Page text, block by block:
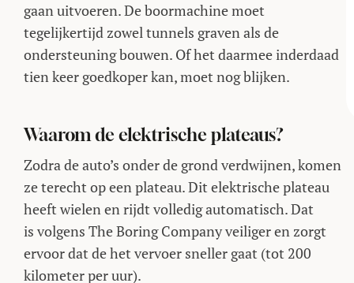
gaan uitvoeren. De boormachine moet
tegelijkertijd zowel tunnels graven als de
ondersteuning bouwen. Of het daarmee inderdaad
tien keer goedkoper kan, moet nog blijken.
Waarom de elektrische plateaus?
Zodra de auto’s onder de grond verdwijnen, komen
ze terecht op een plateau. Dit elektrische plateau
heeft wielen en rijdt volledig automatisch. Dat
is volgens The Boring Company veiliger en zorgt
ervoor dat de het vervoer sneller gaat (tot 200
kilometer per uur).